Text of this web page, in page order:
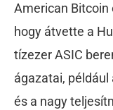
American Bitcoin
hogy átvette a
tízezer ASIC
ágazatai,
és a nagy